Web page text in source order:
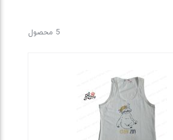
5 محصول